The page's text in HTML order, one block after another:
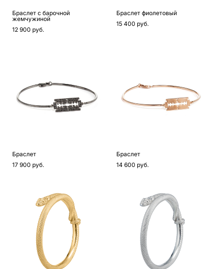
Браслет с барочной
жемчужиной
12 900 pуб.
Браслет фиолетовый
15 400 pуб.
Браслет
17 900 pуб.
Браслет
14 600 pуб.